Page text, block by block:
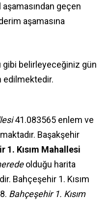
geçen
aşamasına
gibi belirleyeceğiniz gün
edilmektedir.
41.083565 enlem ve
Başakşehir
1. Kısım Mahallesi
olduğu harita
Bahçeşehir 1. Kısım
Bahçeşehir 1. Kısım